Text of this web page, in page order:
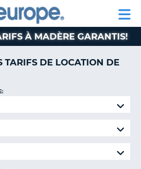
PARTENAIRE
SUPPORT
CLIENT
À MADÈRE GARANTIS!
TARIFS DE LOCATION DE